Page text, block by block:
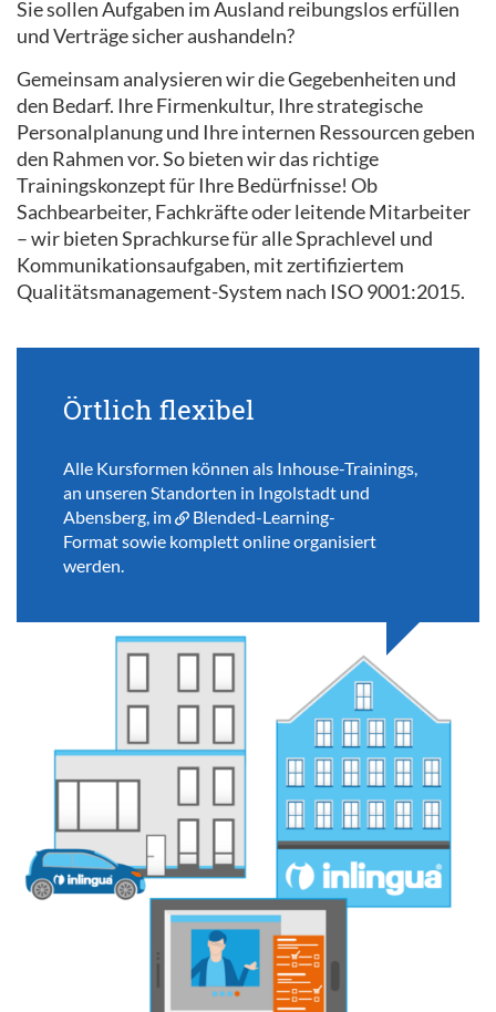
Sie sollen Aufgaben im Ausland reibungslos erfüllen
und Verträge sicher aushandeln?
Gemeinsam analysieren wir die Gegebenheiten und
den Bedarf. Ihre Firmenkultur, Ihre strategische
Personalplanung und Ihre internen Ressourcen geben
den Rahmen vor. So bieten wir das richtige
Trainingskonzept für Ihre Bedürfnisse! Ob
Sachbearbeiter, Fachkräfte oder leitende Mitarbeiter
– wir bieten Sprachkurse für alle Sprachlevel und
Kommunikationsaufgaben, mit zertifiziertem
Qualitätsmanagement-System nach ISO 9001:2015.
Örtlich flexibel
Alle Kursformen können als Inhouse-Trainings,
an unseren Standorten in Ingolstadt und
Abensberg, im
Blended-Learning-
Formatsowie komplett online organisiert
werden.